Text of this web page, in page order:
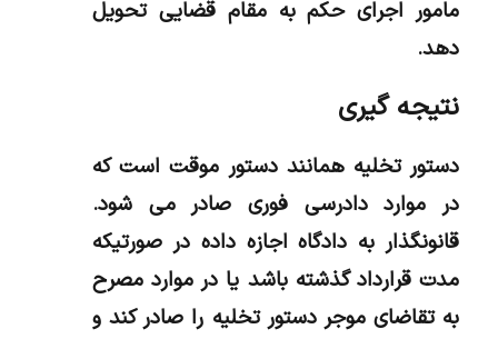
مامور اجرای حکم به مقام قضایی تحویل
دهد.
نتیجه گیری
دستور تخلیه همانند دستور موقت است که
در موارد دادرسی فوری صادر می شود.
قانونگذار به دادگاه اجازه داده در صورتیکه
مدت قرارداد گذشته باشد یا در موارد مصرح
به تقاضای موجر دستور تخلیه را صادر کند و